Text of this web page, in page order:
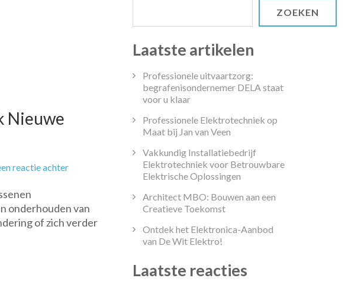
Nieuwe
reactie achterop
voor
Volwassenen:
Carrièremogelijkheden
onderhouden van
of zich verder
ZOEKEN
Laatste artikelen
Professionele uitvaartzorg:
begrafenisondernemer DELA staat
voor u klaar
Professionele Elektrotechniek op
Maat bij Jan van Veen
Vakkundig Installatiebedrijf
Elektrotechniek voor Betrouwbare
Elektrische Oplossingen
Architect MBO: Bouwen aan een
Creatieve Toekomst
Ontdek het Elektronica-Aanbod
van De Wit Elektro!
Laatste reacties